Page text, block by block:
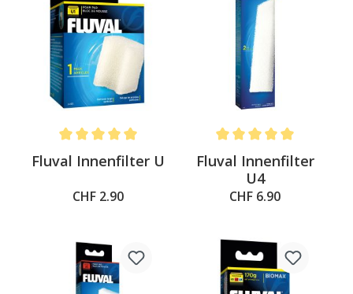
Fluval Innenfilter U
CHF 2.90
Fluval Innenfilter
U4
CHF 6.90